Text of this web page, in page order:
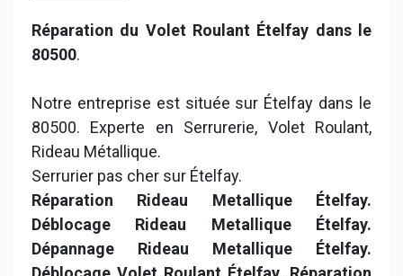
Réparation du Volet Roulant Ételfay dans le
80500.
Notre entreprise est située sur Ételfay dans le
80500. Experte en Serrurerie, Volet Roulant,
Rideau Métallique.
Serrurier pas cher sur Ételfay.
Réparation Rideau Metallique Ételfay.
Déblocage Rideau Metallique Ételfay.
Dépannage Rideau Metallique Ételfay.